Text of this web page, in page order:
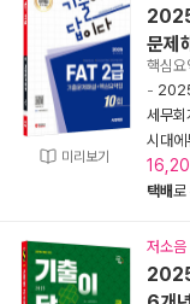
미리보기
문제
핵심
-
세무회
시대에
택배로
저소음
6개